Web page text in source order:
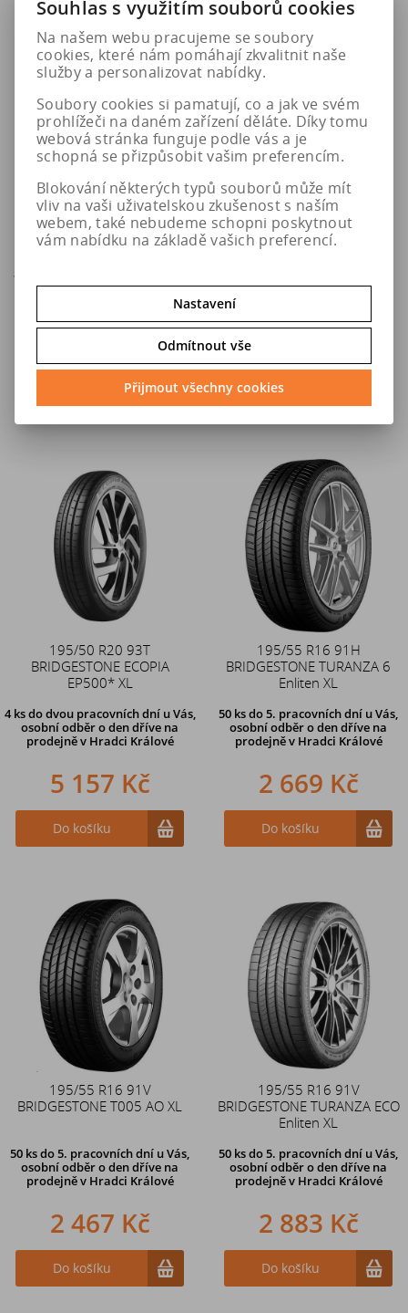
195/50 R15 82V
BRIDGESTONE A005 EVO
8 ks
osobní odběr o den dříve na
195/50 R16 88V
BRIDGESTONE TURANZA 6
Enliten XL
195/50 R20 93T
BRIDGESTONE ECOPIA
EP500* XL
4 ks do dvou pracovních dní u Vás,
osobní odběr o den dříve na
prodejně v Hradci Králové
5 157 Kč
Do košíku
195/55 R16 91H
BRIDGESTONE TURANZA 6
Enliten XL
50 ksdo 5. pracovních dní u Vás,
osobní odběr o den dříve na
prodejněv Hradci Králové
2 669 Kč
Do košíku
195/55 R16 91V
BRIDGESTONE T005 AO XL
50 ksdo 5. pracovních dní u Vás,
osobní odběr o den dříve na
prodejněv Hradci Králové
2 467 Kč
Do košíku
195/55 R16 91V
BRIDGESTONE TURANZA ECO
Enliten XL
50 ksdo 5. pracovních dní u Vás,
osobní odběr o den dříve na
prodejněv Hradci Králové
2 883 Kč
Do košíku
Souhlas s využitím souborů cookies
Na našem webu pracujeme se soubory
cookies, které nám pomáhají zkvalitnit naše
služby a personalizovat nabídky.
Soubory cookies si pamatují, co a jak ve svém
prohlížeči na daném zařízení děláte. Díky tomu
webová stránka funguje podle vás a je
schopná se přizpůsobit vašim preferencím.
Blokování některých typů souborů může mít
vliv na vaši uživatelskou zkušenost s naším
webem, také nebudeme schopni poskytnout
vám nabídku na základě vašich preferencí.
Nastavení
Odmítnout vše
Přijmout všechny cookies